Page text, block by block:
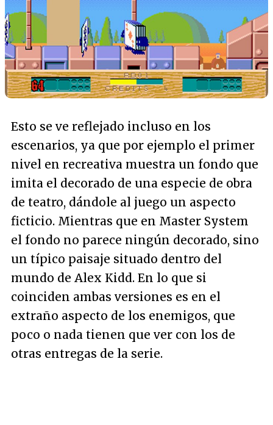
Esto se ve reflejado incluso en los
escenarios, ya que por ejemplo el primer
nivel en recreativa muestra un fondo que
imita el decorado de una especie de obra
de teatro, dándole al juego un aspecto
ficticio. Mientras que en Master System
el fondo no parece ningún decorado, sino
un típico paisaje situado dentro del
mundo de Alex Kidd. En lo que si
coinciden ambas versiones es en el
extraño aspecto de los enemigos, que
poco o nada tienen que ver con los de
otras entregas de la serie.